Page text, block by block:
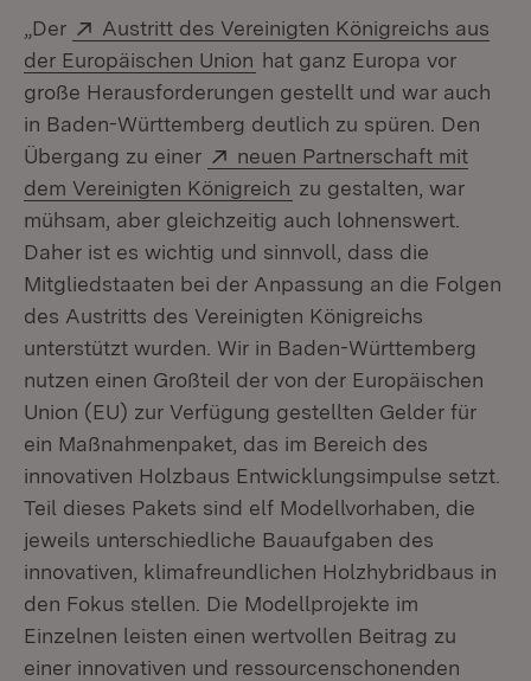
„Der Extern:
Austritt des Vereinigten Königreichs aus
der Europäischen Union (Öffnet in neuem Fenster)
hat ganz Europa vor
große Herausforderungen gestellt und war auch
in Baden-Württemberg deutlich zu spüren. Den
Übergang zu einer
Extern:
neuen Partnerschaft mit
dem Vereinigten Königreich (Öffnet in neuem
zu gestalten, war
mühsam, aber gleichzeitig auch lohnenswert.
Daher ist es wichtig und sinnvoll, dass die
Mitgliedstaaten bei der Anpassung an die Folgen
des Austritts des Vereinigten Königreichs
unterstützt wurden. Wir in Baden-Württemberg
nutzen einen Großteil der von der Europäischen
Union (EU) zur Verfügung gestellten Gelder für
ein Maßnahmenpaket, das im Bereich des
innovativen Holzbaus Entwicklungsimpulse setzt.
Teil dieses Pakets sind elf Modellvorhaben, die
jeweils unterschiedliche Bauaufgaben des
innovativen, klimafreundlichen Holzhybridbaus in
den Fokus stellen. Die Modellprojekte im
Einzelnen leisten einen wertvollen Beitrag zu
einer innovativen und ressourcenschonenden